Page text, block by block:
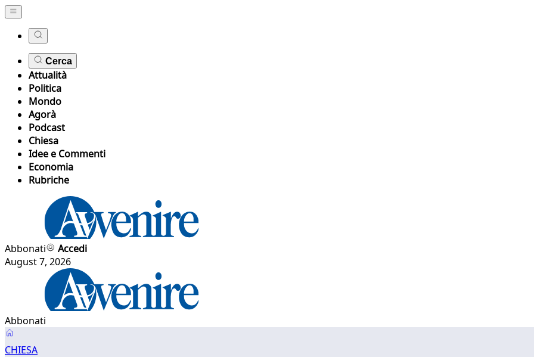
Cerca
Attualità
Politica
Mondo
Agorà
Podcast
Chiesa
Idee e Commenti
Economia
Rubriche
Abbonati
Accedi
August 7, 2026
Abbonati
CHIESA